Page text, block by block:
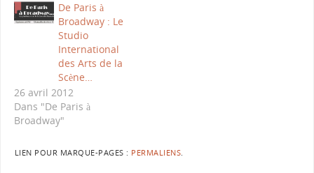
De Paris à
Broadway : Le
Studio
International
des Arts de la
Scène…
26 avril 2012
Dans "De Paris à
Broadway"
LIEN POUR MARQUE-PAGES : PERMALIENS.